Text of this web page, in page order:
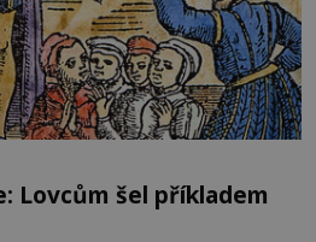
Lovcům šel příkladem